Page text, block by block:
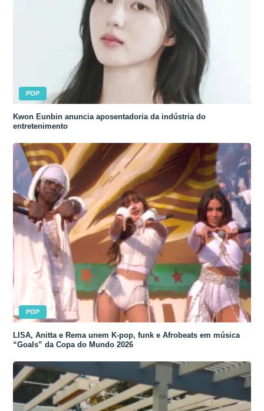
POP
Kwon Eunbin anuncia aposentadoria da indústria do
entretenimento
POP
LISA, Anitta e Rema unem K-pop, funk e Afrobeats em música
“Goals” da Copa do Mundo 2026